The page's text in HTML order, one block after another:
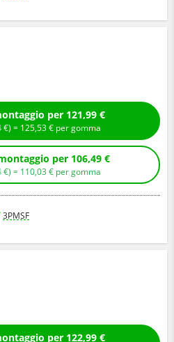
Compra con montaggio per 121,99 €
€ ) = 125,53€ per gomma
Compra senza montaggio per 106,49 €
€ ) = 110,03 € per gomma
3PMSF
Compra con montaggio per 122,99 €